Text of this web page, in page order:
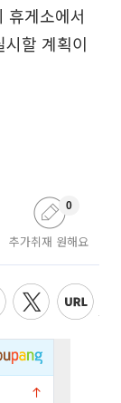
휴게소에서
할 계획이
추가취재 원해요
0